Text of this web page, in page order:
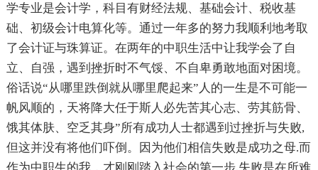
学专业是会计学，科目有财经法规、基础会计、税收基
础、初级会计电算化等。通过一年多的努力我顺利地考取
了会计证与珠算证。在两年的中职生活中让我学会了自
立、自强，遇到挫折时不气馁、不自卑勇敢地面对困境。
俗话说“从哪里跌倒就从哪里爬起来”人的一生是不可能一
帆风顺的，天将降大任于斯人必先苦其心志、劳其筋骨、
饿其体肤、空乏其身”所有成功人士都遇到过挫折与失败,
但这并没有将他们吓倒。因为他们相信失败是成功之母.而
作为中职生的我，才刚刚踏入社会的第一步,失败是在所难